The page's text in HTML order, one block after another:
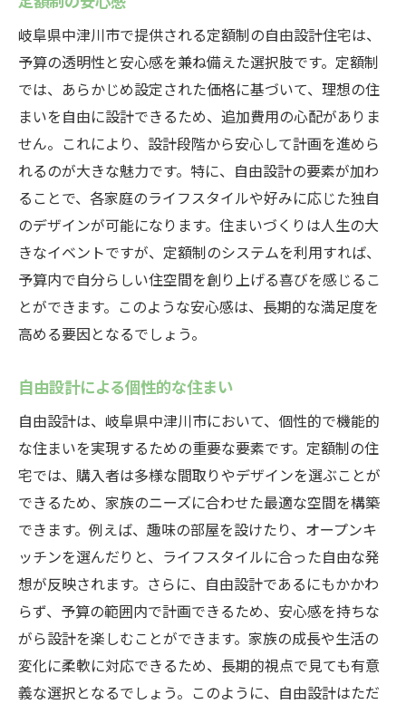
岐阜県中津川市で提供される定額制の自由設計住宅は、
予算の透明性と安心感を兼ね備えた選択肢です。定額制
では、あらかじめ設定された価格に基づいて、理想の住
まいを自由に設計できるため、追加費用の心配がありま
せん。これにより、設計段階から安心して計画を進めら
れるのが大きな魅力です。特に、自由設計の要素が加わ
ることで、各家庭のライフスタイルや好みに応じた独自
のデザインが可能になります。住まいづくりは人生の大
きなイベントですが、定額制のシステムを利用すれば、
予算内で自分らしい住空間を創り上げる喜びを感じるこ
とができます。このような安心感は、長期的な満足度を
高める要因となるでしょう。
自由設計による個性的な住まい
自由設計は、岐阜県中津川市において、個性的で機能的
な住まいを実現するための重要な要素です。定額制の住
宅では、購入者は多様な間取りやデザインを選ぶことが
できるため、家族のニーズに合わせた最適な空間を構築
できます。例えば、趣味の部屋を設けたり、オープンキ
ッチンを選んだりと、ライフスタイルに合った自由な発
想が反映されます。さらに、自由設計であるにもかかわ
らず、予算の範囲内で計画できるため、安心感を持ちな
がら設計を楽しむことができます。家族の成長や生活の
変化に柔軟に対応できるため、長期的視点で見ても有意
義な選択となるでしょう。このように、自由設計はただ